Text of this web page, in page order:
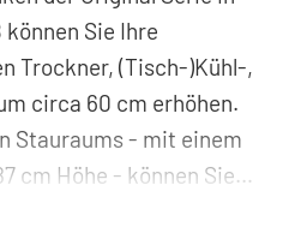
Sie Ihre
Trockner, (Tisch-)Kühl-,
circa 60 cm erhöhen.
Stauraums - mit einem
cm Höhe - können Sie